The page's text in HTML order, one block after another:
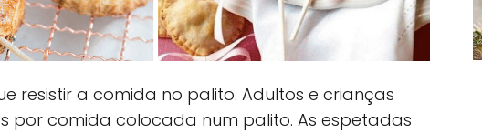
resistir a comida no palito. Adultos e crianças
por comida colocada num palito. As espetadas